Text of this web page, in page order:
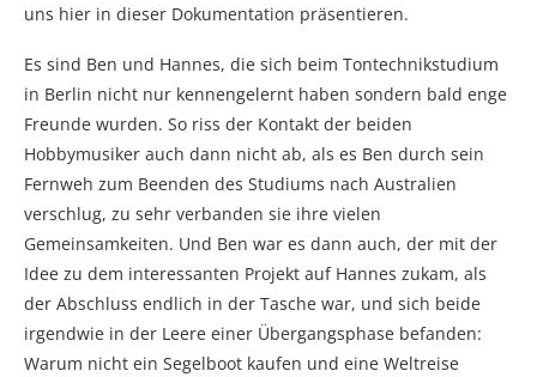
uns hier in dieser Dokumentation präsentieren.
Es sind Ben und Hannes, die sich beim Tontechnikstudium
in Berlin nicht nur kennengelernt haben sondern bald enge
Freunde wurden. So riss der Kontakt der beiden
Hobbymusiker auch dann nicht ab, als es Ben durch sein
Fernweh zum Beenden des Studiums nach Australien
verschlug, zu sehr verbanden sie ihre vielen
Gemeinsamkeiten. Und Ben war es dann auch, der mit der
Idee zu dem interessanten Projekt auf Hannes zukam, als
der Abschluss endlich in der Tasche war, und sich beide
irgendwie in der Leere einer Übergangsphase befanden:
Warum nicht ein Segelboot kaufen und eine Weltreise